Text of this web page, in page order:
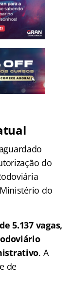
do
do
5.137 vagas,
. A
de